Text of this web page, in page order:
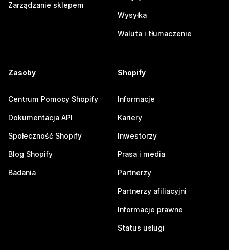
Zarządzanie sklepem
Wysyłka
Waluta i tłumaczenie
Zasoby
Centrum Pomocy Shopify
Dokumentacja API
Społeczność Shopify
Blog Shopify
Badania
Shopify
Informacje
Kariery
Inwestorzy
Prasa i media
Partnerzy
Partnerzy afiliacyjni
Informacje prawne
Status usługi